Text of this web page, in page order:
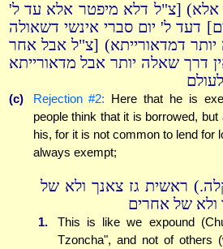
אלא) [צ"ל דלא מיפטר אלא עד ל'
דעד ל' יום סברי אינשי דשאולה
דמדאורייתא) [צ"ל אבל אחר
דרך שאלה יותר אבל מדאורייתא
(c) Rejection #2: Here that he is
people think that it is borrowed,
his, for it is not common to lend for
always exempt;
ראשית גז צאנך ולא של
ולא של אחרים
1.
This is like we expound
Tzoncha", and not of others